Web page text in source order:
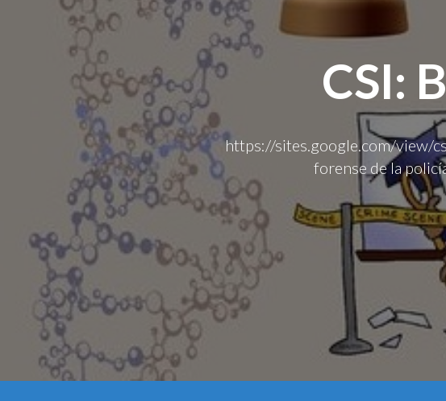
CSI:
https://sites.google.com/view/
forense de la
Unidad: